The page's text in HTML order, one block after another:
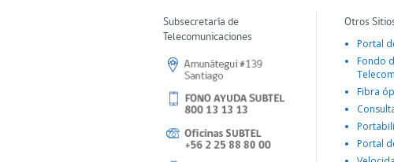
Subsecretaría de
Telecomunicaciones
Otros
Portal
Fondo
Fibra
Portal